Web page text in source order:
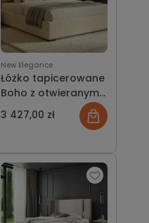
New Elegance
Łóżko tapicerowane
Boho z otwieranym
wezgłowiem
3 427,00 zł